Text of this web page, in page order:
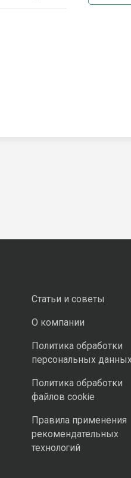
Статьи и советы
О компании
Политика обработки
персональных
Политика обработки
файлов cookie
Правила применения
рекомендательных
технологий